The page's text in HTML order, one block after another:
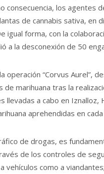
consecuencia, los agentes
de cannabis sativa,
igual forma, con la
a la desconexión de 50
operación “Corvus Aurel”,
de marihuana tras la
llevadas a cabo en
aprehendidas en cada
de drogas, es
de los controles de
vehículos como a